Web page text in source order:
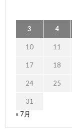
3 4
10 11
17 18
24 25
31
« 7月